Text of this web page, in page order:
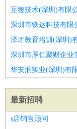
最新招聘
s店销售顾问